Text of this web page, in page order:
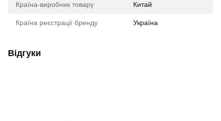
Країна-виробник товару Китай
Країна реєстрації бренду Україна
Відгуки